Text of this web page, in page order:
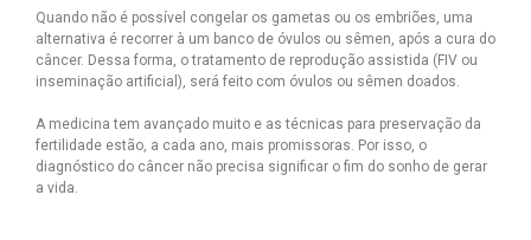
Quando não é possível congelar os gametas ou os embriões, uma
alternativa é recorrer à um banco de óvulos ou sêmen, após a cura do
câncer. Dessa forma, o tratamento de reprodução assistida (FIV ou
inseminação artificial), será feito com óvulos ou sêmen doados.
A medicina tem avançado muito e as técnicas para preservação da
fertilidade estão, a cada ano, mais promissoras. Por isso, o
diagnóstico do câncer não precisa significar o fim do sonho de gerar
a vida.